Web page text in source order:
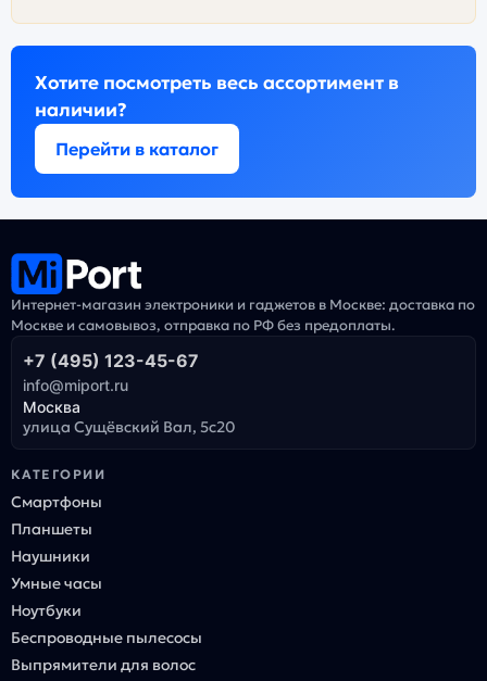
Хотите посмотреть весь ассортимент в
наличии?
Перейти в каталог
Интернет-магазин электроники и гаджетов в Москве: доставка по
Москве и самовывоз, отправка по РФ без предоплаты.
+7 (495) 123-45-67
info@miport.ru
Москва
улица Сущёвский Вал, 5с20
КАТЕГОРИИ
Смартфоны
Планшеты
Наушники
Умные часы
Ноутбуки
Беспроводные пылесосы
Выпрямители для волос